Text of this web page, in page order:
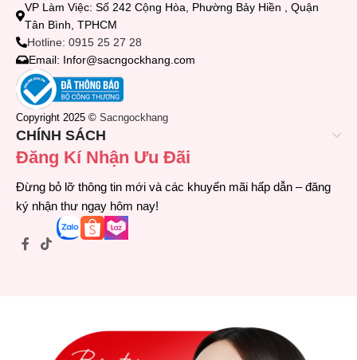
VP Làm Việc: Số 242 Cộng Hòa, Phường Bảy Hiền , Quận
Tân Bình, TPHCM
Hotline: 0915 25 27 28
Email: Infor@sacngockhang.com
Copyright 2025 © Sacngockhang
CHÍNH SÁCH
Đăng Kí Nhận Ưu Đãi
Đừng bỏ lỡ thông tin mới và các khuyến mãi hấp dẫn – đăng
ký nhận thư ngay hôm nay!